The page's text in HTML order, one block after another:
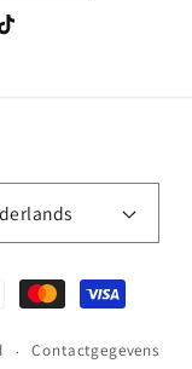
Contactgegevens